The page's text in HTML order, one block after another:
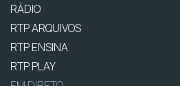
RÁDIO
RTP ARQUIVOS
RTP ENSINA
RTP PLAY